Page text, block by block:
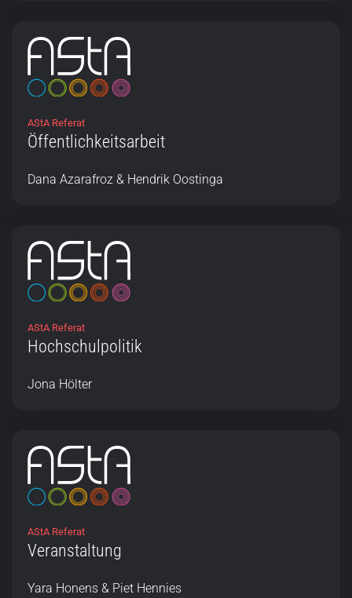
AStA Referat
Öffentlichkeitsarbeit
Dana Azarafroz & Hendrik Oostinga
AStA Referat
Hochschulpolitik
Jona Hölter
AStA Referat
Veranstaltung
Yara Honens & Piet Hennies